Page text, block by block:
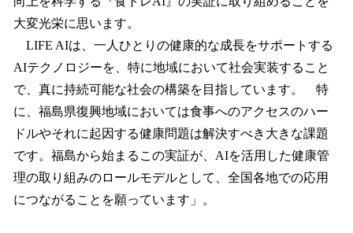
大変光栄に思います。
LIFE AIは、一人ひとりの健康的な成長をサポートする
AIテクノロジーを、特に地域において社会実装すること
で、真に持続可能な社会の構築を目指しています。 特
に、福島県復興地域においては食事へのアクセスのハー
ドルやそれに起因する健康問題は解決すべき大きな課題
です。福島から始まるこの実証が、AIを活用した健康管
理の取り組みのロールモデルとして、全国各地での応用
につながることを願っています」。